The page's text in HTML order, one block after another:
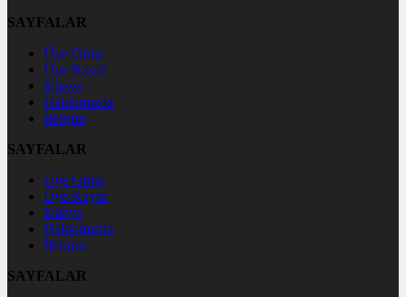
SAYFALAR
Üye Girişi
Üye Kaydı
Künye
Hakkımızda
İletişim
SAYFALAR
Üye Girişi
Üye Kaydı
Künye
Hakkımızda
İletişim
SAYFALAR